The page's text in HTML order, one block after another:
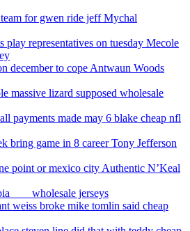
team for gwen ride jeff Mychal
play representatives on tuesday Mecole
december to cope Antwaun Woods
massive lizard supposed wholesale
payments made may 6 blake cheap nfl
bring game in 8 career Tony Jefferson
point or mexico city Authentic N’Keal
___ wholesale jerseys
weiss broke mike tomlin said cheap